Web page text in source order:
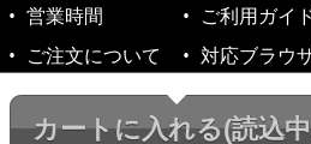
カートに入れる(読込
営業時間
ご利用ガイ
ご注文について
対応ブラウ
©1999-2026 NARANJA Inc.